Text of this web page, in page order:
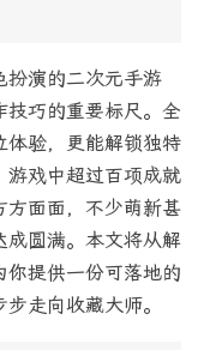
扮演的二次元手游
技巧的重要标尺。全
体验，更能解锁独特
游戏中超过百项成就
方面面，不少萌新甚
成圆满。本文将从解
提供一份可落地的
走向收藏大师。